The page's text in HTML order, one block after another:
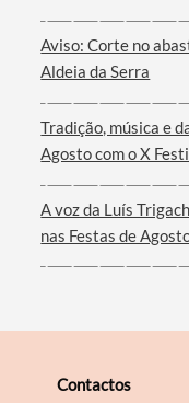
Categorias
Filtros
Aviso: Corte no
Aldeia da Serra
Tradição, música e
Agosto com o X
A voz da Luís
nas Festas de
Contactos